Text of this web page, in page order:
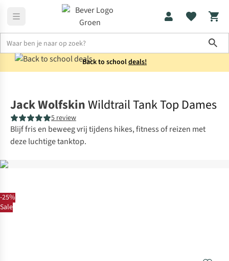
Back to schooldeals!
-25%
Sale
Jack WolfskinWildtrail Tank Top Dames
5 review
Blijf fris en beweeg vrij tijdens hikes, fitness of reizen met
deze luchtige tanktop.